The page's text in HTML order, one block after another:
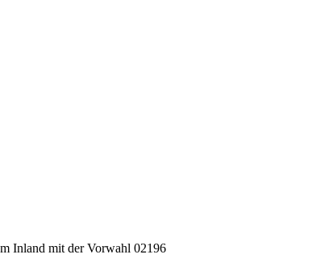
Inland mit der Vorwahl 02196